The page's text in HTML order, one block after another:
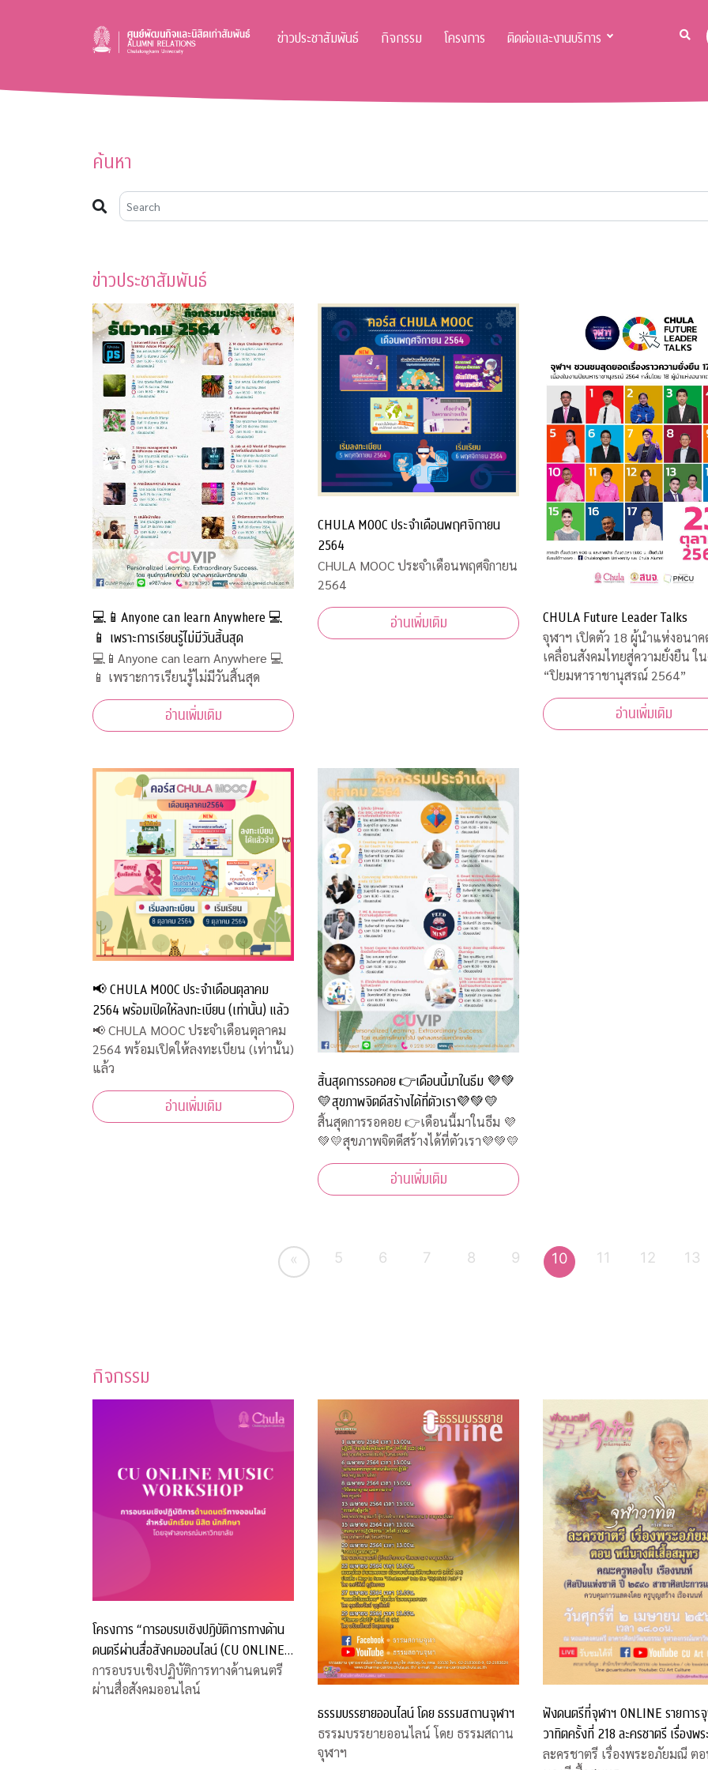
ข่าวประชาสัมพันธ์ กิจกรรม โครงการ ติดต่อและงานบริการ
ค้นหา
ข่าวประชาสัมพันธ์
💻📱Anyone can learn Anywhere 💻
📱 เพราะการเรียนรู้ไม่มีวันสิ้นสุด
💻📱Anyone can learn Anywhere 💻
📱 เพราะการเรียนรู้ไม่มีวันสิ้นสุด
อ่านเพิ่มเติม
CHULA MOOC ประจำเดือนพฤศจิกายน
2564
CHULA MOOC ประจำเดือนพฤศจิกายน
2564
อ่านเพิ่มเติม CHULA Future Leader Talks
จุฬาฯ เปิดตัว 18 ผู้นำแห่งอนา
เคลื่อนสังคมไทยสู่ความยั่งยืน ใ
“ปิยมหาราชานุสรณ์ 2564”
อ่านเพิ่มเติม
📢 CHULA MOOC ประจำเดือนตุลาคม
2564 พร้อมเปิดให้ลงทะเบียน (เท่านั้น) แล้ว
📢 CHULA MOOC ประจำเดือนตุลาคม
2564 พร้อมเปิดให้ลงทะเบียน (เท่านั้น)
แล้ว
อ่านเพิ่มเติม
สิ้นสุดการรอคอย 👉เดือนนี้มาในธีม 💜💚
💛สุขภาพจิตดีสร้างได้ที่ตัวเรา💜💚💛
สิ้นสุดการรอคอย 👉เดือนนี้มาในธีม 💜
💚💛สุขภาพจิตดีสร้างได้ที่ตัวเรา💜💚💛
อ่านเพิ่มเติม
« 5 6 7 8 9 10 11 12 13
กิจกรรม
โครงการ “การอบรบเชิงปฏิบัติการทางด้าน
ดนตรีผ่านสื่อสังคมออนไลน์ (CU ONLINE
MUSIC WORKSHOP)”
การอบรบเชิงปฏิบัติการทางด้านดนตรี
ผ่านสื่อสังคมออนไลน์
ธรรมบรรยายออนไลน์ โดย ธรรมสถานจุฬาฯ
ธรรมบรรยายออนไลน์ โดย ธรรมสถาน
จุฬาฯ
ฟังดนตรีที่จุฬาฯ ONLINE รายการ
วาทิตครั้งที่ 218 ละครชาตรี เรื่องพ
มณี ตอน หนีนางผีเสื้อสมุทร
ละครชาตรี เรื่องพระอภัยมณี ต